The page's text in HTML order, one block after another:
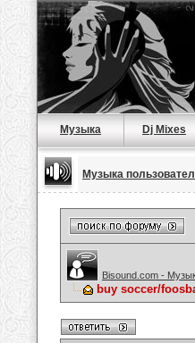
Музыка Dj Mixes
Музыка
Bisound.com -
buy soccer/